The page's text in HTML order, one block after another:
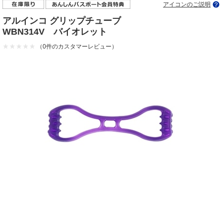
アイコンのご説明
アルインコ グリップチューブ
WBN314V バイオレット
（0件のカスタマーレビュー）